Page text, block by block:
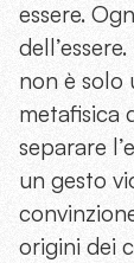
essere.
non è solo
metafisica
separare
un gesto
origini dei